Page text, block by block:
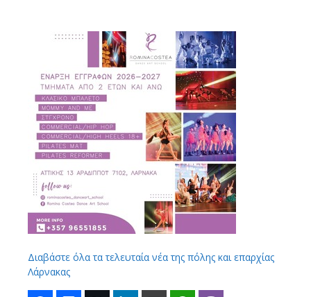
Διαβάστε όλα τα τελευταία νέα της πόλης και επαρχίας
Λάρνακας